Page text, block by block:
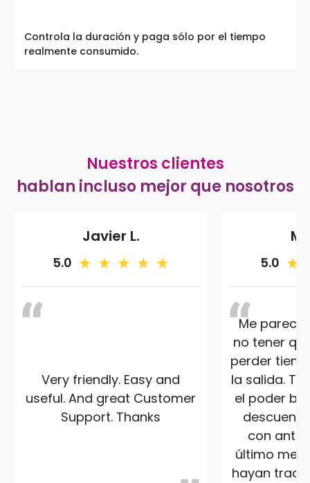
Controla la duración y paga sólo por el tiempo
realmente consumido.
Nuestros clientes
hablan incluso mejor que nosotros
Javier L.
5.0
Very friendly. Easy and
useful. And great Customer
Support. Thanks
5.0
Me parece
no tener
perder
la salida.
el poder
con
último me
hayan